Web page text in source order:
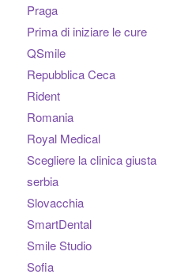
Praga
Prima di iniziare le cure
QSmile
Repubblica Ceca
Rident
Romania
Royal Medical
Scegliere la clinica giusta
serbia
Slovacchia
SmartDental
Smile Studio
Sofia